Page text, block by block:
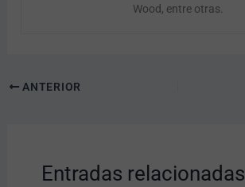
Wood, entre otras.
ANTERIOR
Entradas relacionadas